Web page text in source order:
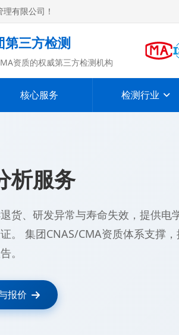
有限公司！
第三方检测
资质的权威第三方检测机构
核心服务 检测行业
析服务
货、研发异常与寿命失效，提供电
。 集团CNAS/CMA资质体系支撑，
。
报价